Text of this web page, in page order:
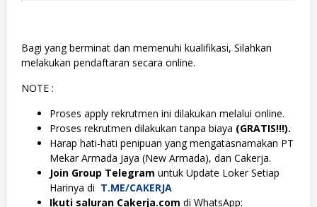
Bagi yang berminat dan memenuhi kualifikasi, Silahkan
melakukan pendaftaran secara online.
NOTE :
Proses apply rekrutmen ini dilakukan melalui online.
Proses rekrutmen dilakukan tanpa biaya (GRATIS!!!).
Harap hati-hati penipuan yang mengatasnamakan PT
Mekar Armada Jaya (New Armada), dan Cakerja.
Join Group Telegram untuk Update Loker Setiap
Harinya di T.ME/CAKERJA
Ikuti saluran Cakerja.com di WhatsApp: